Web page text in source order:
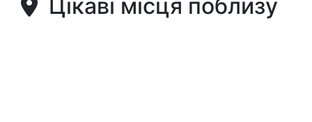
Цікаві місця поблизу